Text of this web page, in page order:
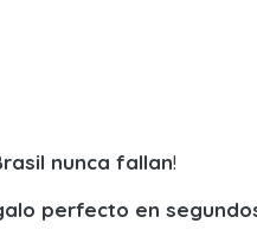
nunca fallan!
perfecto en